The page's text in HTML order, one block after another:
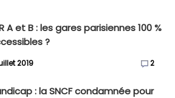
A et B : les gares parisiennes 100 %
?
2019 2
: la SNCF condamnée pour